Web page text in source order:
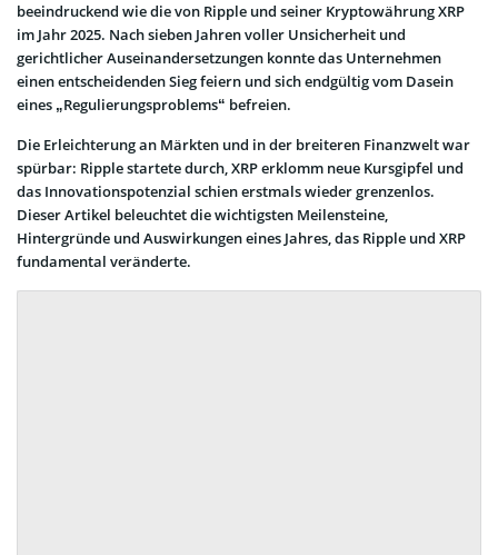
beeindruckend wie die von Ripple und seiner Kryptowährung XRP
im Jahr 2025. Nach sieben Jahren voller Unsicherheit und
gerichtlicher Auseinandersetzungen konnte das Unternehmen
einen entscheidenden Sieg feiern und sich endgültig vom Dasein
eines „Regulierungsproblems“ befreien.
Die Erleichterung an Märkten und in der breiteren Finanzwelt war
spürbar: Ripple startete durch, XRP erklomm neue Kursgipfel und
das Innovationspotenzial schien erstmals wieder grenzenlos.
Dieser Artikel beleuchtet die wichtigsten Meilensteine,
Hintergründe und Auswirkungen eines Jahres, das Ripple und XRP
fundamental veränderte.